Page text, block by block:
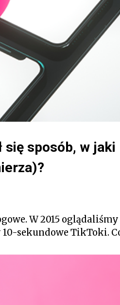
się sposób, w jaki
W 2015 oglądaliśmy
sekundowe TikToki.